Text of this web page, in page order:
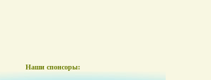
Наши спонсоры: